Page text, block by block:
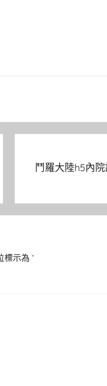
鬥羅大陸h5內
標示為 *